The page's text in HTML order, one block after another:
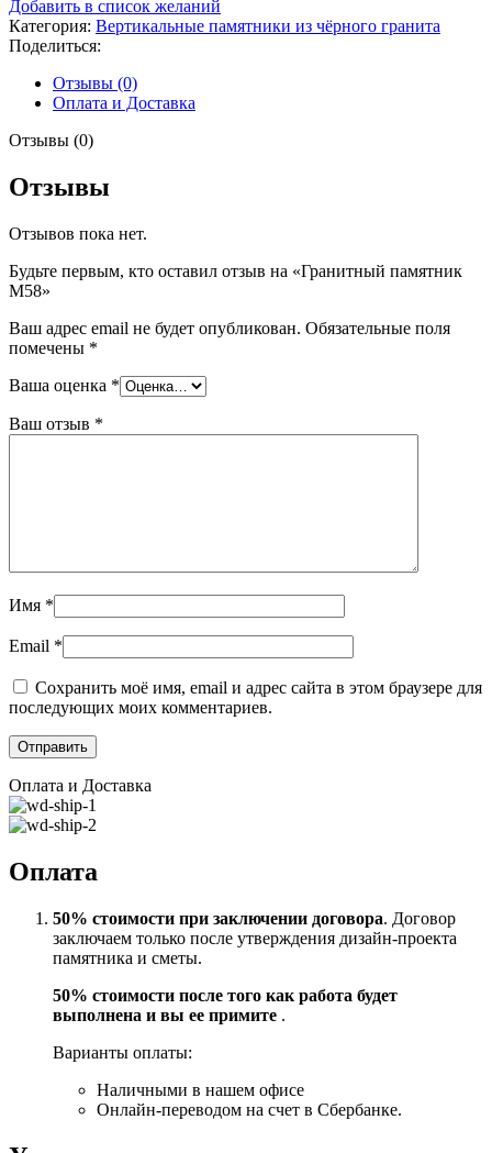
Добавить в список желаний
Категория: Вертикальные памятники из чёрного гранита
Поделиться:
Отзывы (0)
Оплата и Доставка
Отзывы (0)
Отзывы
Отзывов пока нет.
Будьте первым, кто оставил отзыв на «Гранитный памятник
М58»
Ваш адрес email не будет опубликован. Обязательные поля
помечены *
Ваша оценка *
Ваш отзыв *
Имя *
Email *
Сохранить моё имя, email и адрес сайта в этом браузере для
последующих моих комментариев.
Оплата и Доставка
Оплата
50% стоимости при заключении договора. Договор
заключаем только после утверждения дизайн-проекта
памятника и сметы.
50% стоимости после того как работа будет
выполнена и вы ее примите .
Варианты оплаты:
Наличными в нашем офисе
Онлайн-переводом на счет в Сбербанке.